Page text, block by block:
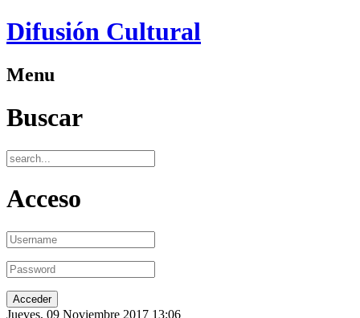
Difusión Cultural
Menu
Buscar
Acceso
Jueves, 09 Noviembre 2017 13:06